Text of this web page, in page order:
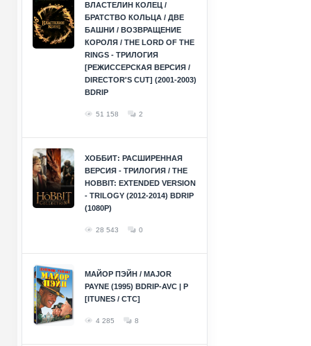
ВЛАСТЕЛИН КОЛЕЦ /
БРАТСТВО КОЛЬЦА / ДВЕ
БАШНИ / ВОЗВРАЩЕНИЕ
КОРОЛЯ / THE LORD OF THE
RINGS - ТРИЛОГИЯ
[РЕЖИССЕРСКАЯ ВЕРСИЯ /
DIRECTOR'S CUT] (2001-2003)
BDRIP
51 158 2
ХОББИТ: РАСШИРЕННАЯ
ВЕРСИЯ - ТРИЛОГИЯ / THE
HOBBIT: EXTENDED VERSION
- TRILOGY (2012-2014) BDRIP
(1080P)
28 543 0
МАЙОР ПЭЙН / MAJOR
PAYNE (1995) BDRIP-AVC | P
[ITUNES / СТС]
4 285 8